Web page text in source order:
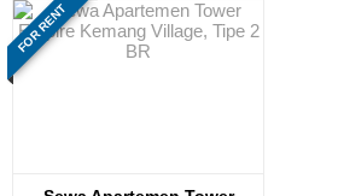
FOR RENT